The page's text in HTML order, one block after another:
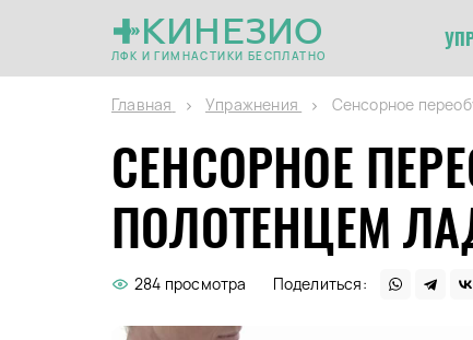
КИНЕЗИО
ЛФК И ГИМНАСТИКИ БЕСПЛАТНО
Главная Упражнения Сенсорное
СЕНСОРНОЕ
ПОЛОТЕНЦЕМ
284 просмотра Поделиться: